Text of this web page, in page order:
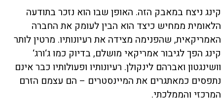
קינג ניצח במאבק הזה. האופן שבו הוא נזכר בתודעה
הלאומית ממחיש כיצד הוא הבין לעומק את החברה
האמריקאית, שהפנימה מצידה את רעיונותיו. מרטין לותר
קינג הפך לגיבור אמריקאי מושלם, בדיוק כמו ג‘ורג‘
וושינגטון ואברהם לינקולן. רעיונותיו ופעולותיו כבר אינם
נתפסים כמאתגרים את המיינסטרים – הם עצמם הזרם
המרכזי והממלכתי.